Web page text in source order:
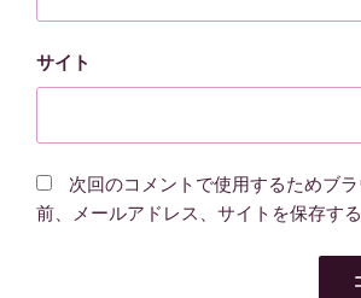
サイト
次回のコメントで使用するためブ
前、メールアドレス、サイトを保存する